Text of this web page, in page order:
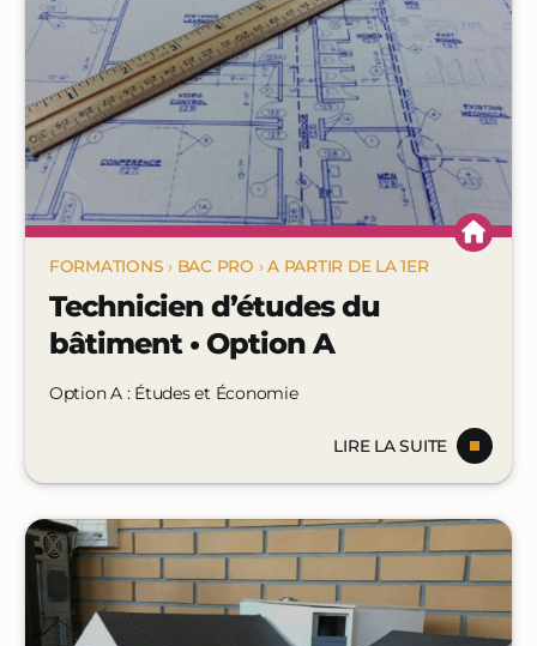
FORMATIONS › BAC PRO ›A PARTIR DE LA 1ER
Technicien d’études du
bâtiment • Option A
Option A : Études et Économie
LIRE LA SUITE